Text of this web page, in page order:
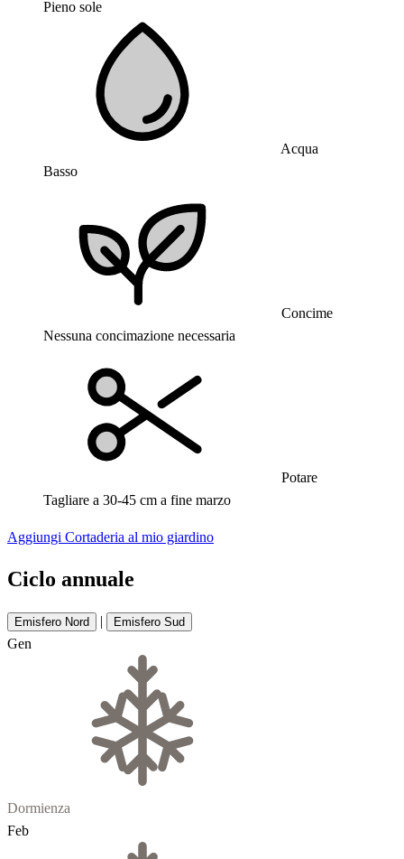
Pieno sole
Acqua
Basso
Concime
Nessuna concimazione necessaria
Potare
Tagliare a 30-45 cm a fine marzo
Aggiungi Cortaderia al mio giardino
Ciclo annuale
Emisfero Nord | Emisfero Sud
Gen
Dormienza
Feb